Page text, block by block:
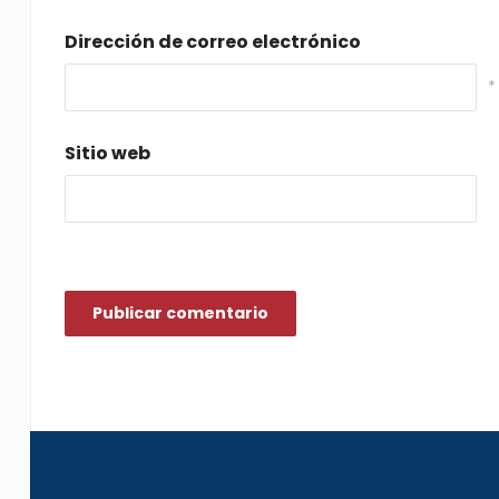
Dirección de correo electrónico
*
Sitio web